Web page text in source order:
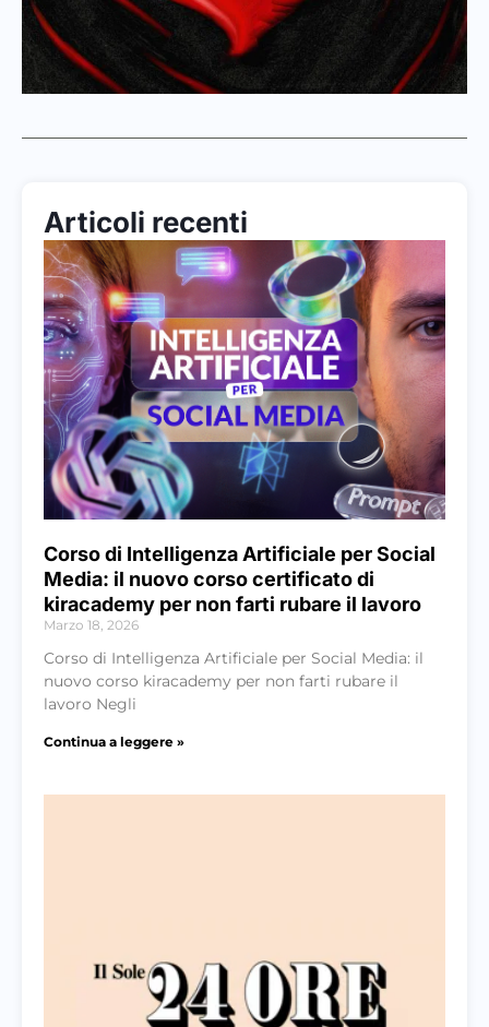
Articoli recenti
Corso di Intelligenza Artificiale per Social
Media: il nuovo corso certificato di
kiracademy per non farti rubare il lavoro
Marzo 18, 2026
Corso di Intelligenza Artificiale per Social Media: il
nuovo corso kiracademy per non farti rubare il
lavoro Negli
Continua a leggere »